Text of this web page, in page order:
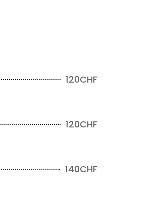
120CHF
120CHF
140CHF